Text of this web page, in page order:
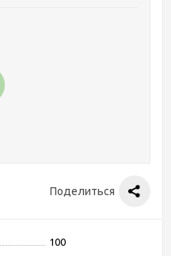
Поделиться
100